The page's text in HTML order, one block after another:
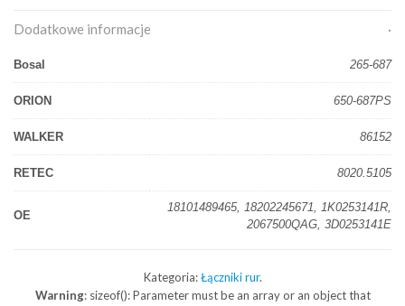
Dodatkowe informacje
Bosal 265-687
ORION 650-687PS
WALKER 86152
RETEC 8020.5105
OE
18101489465, 18202245671, 1K0253141R,
2067500QAG, 3D0253141E
Kategoria:Łączniki rur.
Warning: sizeof(): Parameter must be an array or an object that